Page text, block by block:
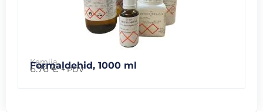
Kemija
Formaldehid, 1000 ml
6.76€ + PDV